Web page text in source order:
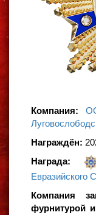
Компания:
Награждён:
Награда:
Евразийского
Компания
фурнитурой